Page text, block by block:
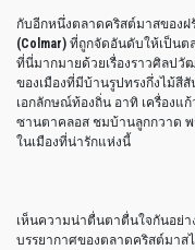
กับอีกหนึ่งตลาดคริสต์มาสของฝ
(Colmar) ที่ถูกจัดอันดับให้เป็นต
ที่นี่มากมายด้วยเรื่องราวศิลปวั
ของเมืองที่มีบ้านรูปทรงกึ่งไม้สี
เอกลักษณ์ท้องถิ่น อาทิ เครื่องแ
ซานตาคลอส ชมบ้านลูกกวาด พ
ในเมืองที่น่ารักแห่งนี้
เห็นความน่าตื่นตาตื่นใจกันอย่า
บรรยากาศของตลาดคริสต์มาส